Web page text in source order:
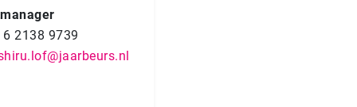
2138 9739